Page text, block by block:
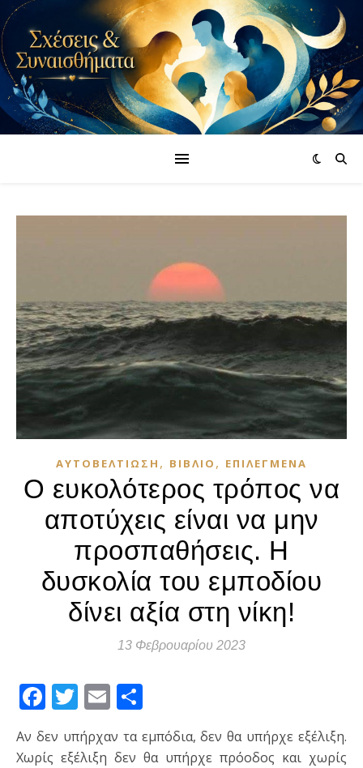
ΑΥΤΟΒΕΛΤΊΩΣΗ , ΒΙΒΛΊΟ , ΕΠΙΛΕΓΜΈΝΑ
Ο ευκολότερος τρόπος να
αποτύχεις είναι να μην
προσπαθήσεις. Η
δυσκολία του εμποδίου
δίνει αξία στη νίκη!
13 Φεβρουαρίου 2023
Facebook
Twitter
Email
Αν δεν υπήρχαν τα εμπόδια, δεν θα υπήρχε εξέλιξη.
Χωρίς εξέλιξη δεν θα υπήρχε πρόοδος και χωρίς